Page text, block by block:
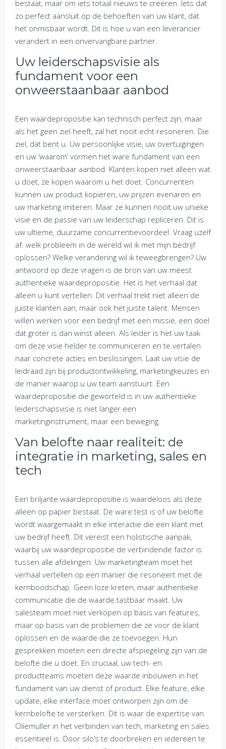
bestaat, maar om iets totaal nieuws te creëren. Iets dat
zo perfect aansluit op de behoeften van uw klant, dat
het onmisbaar wordt. Dit is hoe u van een leverancier
verandert in een onvervangbare partner.
Uw leiderschapsvisie als
fundament voor een
onweerstaanbaar aanbod
Een waardepropositie kan technisch perfect zijn, maar
als het geen ziel heeft, zal het nooit echt resoneren. Die
ziel, dat bent u. Uw persoonlijke visie, uw overtuigingen
en uw ‘waarom’ vormen het ware fundament van een
onweerstaanbaar aanbod. Klanten kopen niet alleen wat
u doet, ze kopen waarom u het doet. Concurrenten
kunnen uw product kopiëren, uw prijzen evenaren en
uw marketing imiteren. Maar ze kunnen nooit uw unieke
visie en de passie van uw leiderschap repliceren. Dit is
uw ultieme, duurzame concurrentievoordeel. Vraag uzelf
af: welk probleem in de wereld wil ik met mijn bedrijf
oplossen? Welke verandering wil ik teweegbrengen? Uw
antwoord op deze vragen is de bron van uw meest
authentieke waardepropositie. Het is het verhaal dat
alleen u kunt vertellen. Dit verhaal trekt niet alleen de
juiste klanten aan, maar ook het juiste talent. Mensen
willen werken voor een bedrijf met een missie, een doel
dat groter is dan winst alleen. Als leider is het uw taak
om deze visie helder te communiceren en te vertalen
naar concrete acties en beslissingen. Laat uw visie de
leidraad zijn bij productontwikkeling, marketingkeuzes en
de manier waarop u uw team aanstuurt. Een
waardepropositie die geworteld is in uw authentieke
leiderschapsvisie is niet langer een
marketinginstrument, maar een beweging.
Van belofte naar realiteit: de
integratie in marketing, sales en
tech
Een briljante waardepropositie is waardeloos als deze
alleen op papier bestaat. De ware test is of uw belofte
wordt waargemaakt in elke interactie die een klant met
uw bedrijf heeft. Dit vereist een holistische aanpak,
waarbij uw waardepropositie de verbindende factor is
tussen alle afdelingen. Uw marketingteam moet het
verhaal vertellen op een manier die resoneert met de
kernboodschap. Geen loze kreten, maar authentieke
communicatie die de waarde tastbaar maakt. Uw
salesteam moet niet verkopen op basis van features,
maar op basis van de problemen die ze voor de klant
oplossen en de waarde die ze toevoegen. Hun
gesprekken moeten een directe afspiegeling zijn van de
belofte die u doet. En cruciaal, uw tech- en
productteams moeten deze waarde inbouwen in het
fundament van uw dienst of product. Elke feature, elke
update, elke interface moet ontworpen zijn om de
kernbelofte te versterken. Dit is waar de expertise van
Oliemuller in het verbinden van tech, marketing en sales
essentieel is. Door silo’s te doorbreken en iedereen te